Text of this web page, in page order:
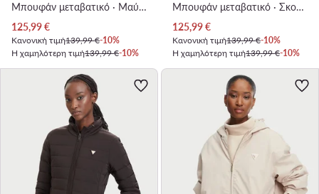
Μπουφάν μεταβατικό · Μαύρο
Τρέχουσα τιμή
125,99€
Κανονική τιμή139,99 €-10%
Η χαμηλότερη τιμή139,99 €-10%
Μπουφάν μεταβατικό · Σκούρο μπεζ
Τρέχουσα τιμή
125,99€
Κανονική τιμή139,99 €-10%
Η χαμηλότερη τιμή139,99 €-10%